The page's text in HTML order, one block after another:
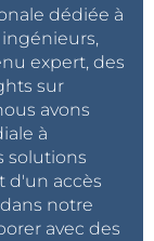
dédiée à
expert, des
sur
avons
à
solutions
d'un accès
notre
avec des